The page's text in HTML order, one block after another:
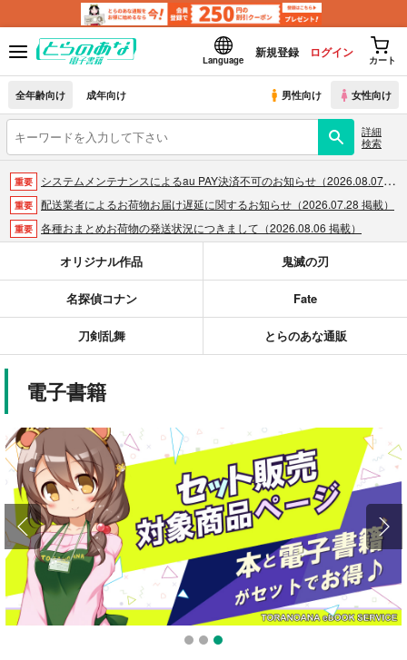
Language
新規登録 ログイン
カート
全年齢向け 成年向け 男性向け 女性向け
詳細
検索
重要 システムメンテナンスによるau PAY決済不可のお知らせ（2026.08.07 掲載）
重要 配送業者によるお荷物お届け遅延に関するお知らせ（2026.07.28 掲載）
重要 各種おまとめお荷物の発送状況につきまして（2026.08.06 掲載）
おまとめサイクル「定期便(月2)」一般会員様の利用再開のお知らせ（2026.02.05 掲載）
重要 「とらのあな×駿河屋日本橋乙女同人誌館」通販店頭受取サービス開始のお知らせ（2026.01.05 更新｜2025.12.30 掲載）
【2025/12/1より】「通販ポイント⇒とらコイン変換キャンペーン」終了のお知らせ（2025.11.21 掲載）
重要 ポイント付与・管理体制改定のお知らせ（2024.11.20 掲載）
オリジナル作品 鬼滅の刃
名探偵コナン Fate
刀剣乱舞 とらのあな通販
電子書籍
1 2 3